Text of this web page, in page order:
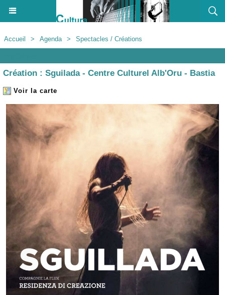
Accueil > Agenda > Spectacles / Créations
Création : Sguilada - Centre Culturel Alb'Oru - Bastia
Voir la carte